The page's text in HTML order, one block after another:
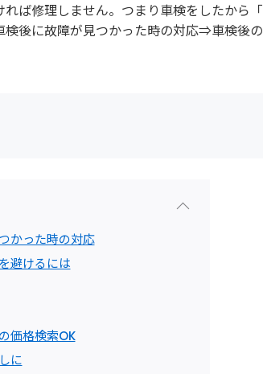
ば修理しません。つまり車検をしたから
後に故障が見つかった時の対応⇒車検後
かった時の対応
避けるには
価格検索OK
に